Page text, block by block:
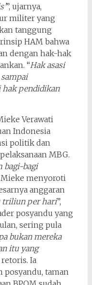
”, ujarnya,
militer yang
tanggung
HAM bahwa
dengan hak-hak
“Hak asasi
hak pendidikan
Verawati
Indonesia
politik dan
MBG.
bagi-bagi
Mieke menyoroti
anggaran
triliun per hari”,
posyandu yang
sering pula
bukan mereka
itu yang
Ia
posyandu, taman